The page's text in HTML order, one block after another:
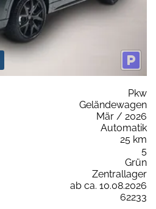
Pkw
Geländewagen
Mär / 2026
Automatik
25 km
5
Grün
Zentrallager
ab ca. 10.08.2026
62233